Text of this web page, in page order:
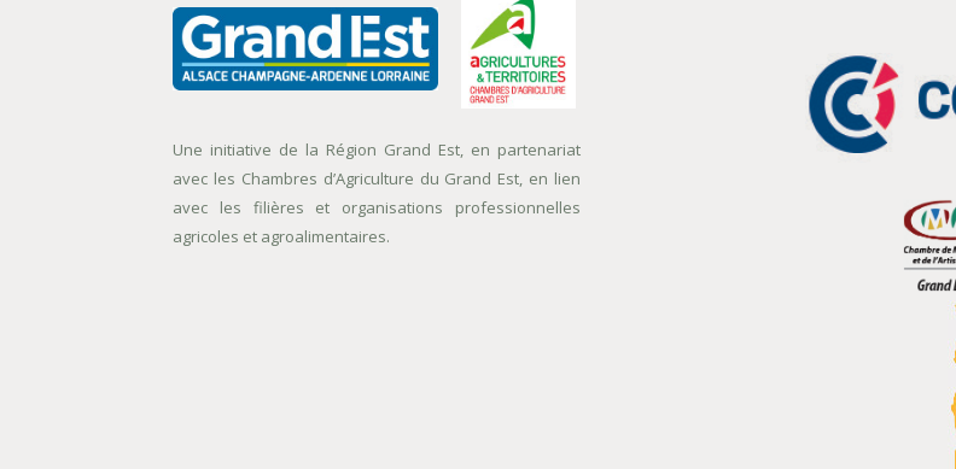
Une initiative de la Région Grand Est, en partenariat
avec les Chambres d’Agriculture du Grand Est, en lien
avec les filières et organisations professionnelles
agricoles et agroalimentaires.